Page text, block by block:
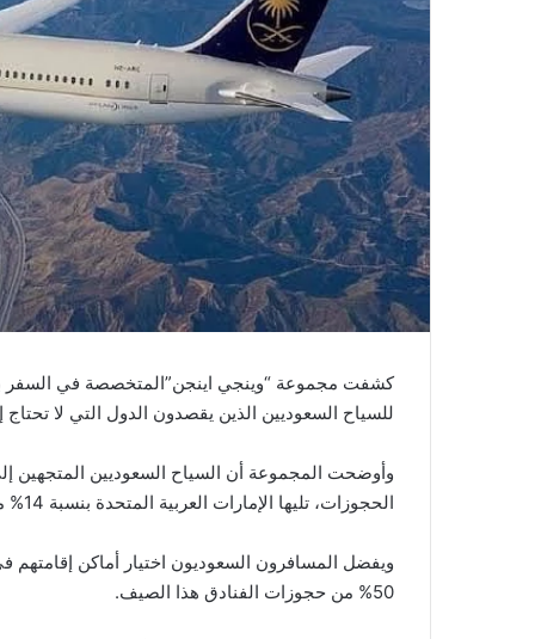
كشفت مجموعة “وينجي اينجن”المتخصصة في السفر
للسياح السعوديين الذين يقصدون الدول التي لا تحتاج
الحجوزات، تليها الإمارات العربية المتحدة بنسبة 14% من الحجوزات، وتايلاند 9% والفلبين 5%.
50% من حجوزات الفنادق هذا الصيف.